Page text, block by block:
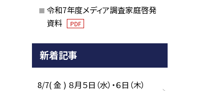
令和7年度メディア調査家庭啓発
資料
PDF
新着記事
8/7( 金 ) ８月５日（水）・６日（木）